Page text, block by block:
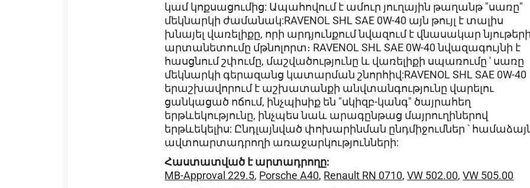
կամ կոքսացումից: Ապահովում է ամուր յուղային թաղանթ "սառը"
մեկնարկի ժամանակ:RAVENOL SHL SAE 0W-40 այն թույլ է տալիս
խնայել վառելիքը, որի արդյունքում նվազում է վնասակար
արտանետումը մթնոլորտ։ RAVENOL SHL SAE 0W-40 նվազագույնի է
հասցնում շփումը, մաշվածությունը և վառելիքի սպառումը ' սառը
մեկնարկի գերազանց կատարման շնորհիվ:RAVENOL SHL SAE 0W-40
երաշխավորում է աշխատանքի անվտանգությունը վարելու
ցանկացած ոճում, ինչպիսիք են "սկիզբ-կանգ" ծայրահեղ
երթևեկությունը, ինչպես նաև արագընթաց մայրուղիներով
երթևեկելիս: Ընդլայնված փոխարինման ընդմիջումներ ՝
ավտոարտադրողի առաջարկությունների:
Հաստատված է արտադրողը:
MB-Approval 229.5, Porsche A40, Renault RN 0710,VW 502.00,VW 505.00